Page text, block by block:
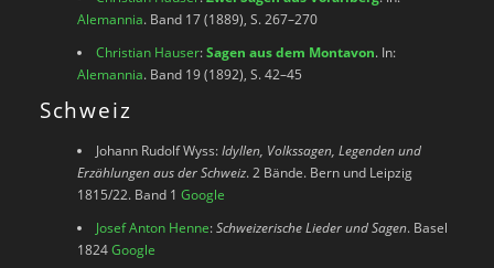
Alemannia. Band 17 (1889), S. 267–270
Christian Hauser:Sagen aus dem Montavon. In:
Alemannia. Band 19 (1892), S. 42–45
Schweiz
Johann Rudolf Wyss:Idyllen, Volkssagen, Legenden und
Erzählungen aus der Schweiz. 2 Bände. Bern und Leipzig
1815/22. Band 1Google
Josef Anton Henne:Schweizerische Lieder und Sagen. Basel
1824Google